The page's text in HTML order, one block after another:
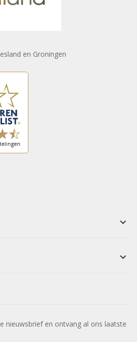
en Groningen
keyboard_arrow_down
keyboard_arrow_down
nieuwsbrief en ontvang al ons laatste